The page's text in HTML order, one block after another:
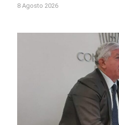
8 Agosto 2026